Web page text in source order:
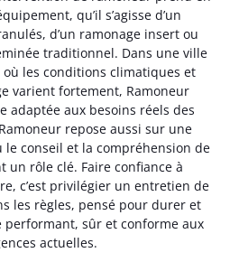
qu’il s’agisse d’un
d’un ramonage insert ou
traditionnel. Dans une ville
où les conditions climatiques et
varient fortement, Ramoneur
adaptée aux besoins réels des
repose aussi sur une
conseil et la compréhension de
un rôle clé. Faire confiance à
c’est privilégier un entretien de
les règles, pensé pour durer et
sûr et conforme aux
actuelles.